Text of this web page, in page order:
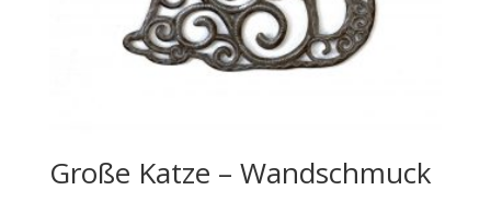
Große Katze – Wandschmuck